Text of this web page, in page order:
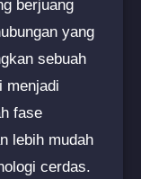
berjuang
yang
sebuah
menjadi
fase
lebih mudah
cerdas.